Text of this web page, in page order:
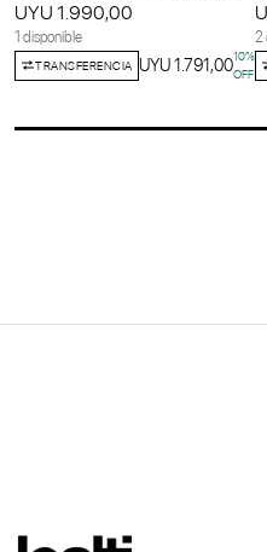
UYU 1.990,00
1 disponible
TRANSFERENCIA UYU 1.791,0010%
OFF
2